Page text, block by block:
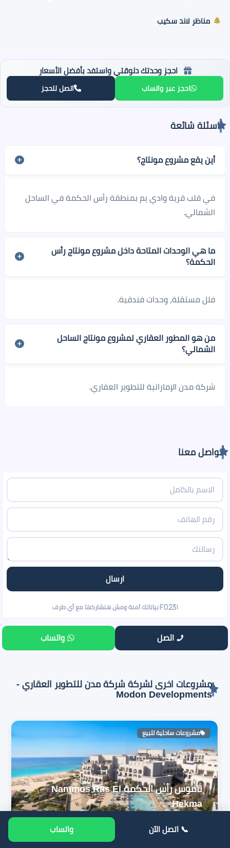
مناظر لاند سكيب
احجز وحدتك دلوقتي واستفد بأفضل الأسعار
احجز عبر واتساب اتصل للحجز
اسئلة شائعة
أين يقع مشروع مونتاج؟
في قلب قرية وادي يم بمنطقة رأس الحكمة في الساحل
الشمالي.
ما هي الوحدات المتاحة داخل مشروع مونتاج رأس
الحكمة؟
فلل مستقلة، وحدات فندقية.
من هو المطور العقاري لمشروع مونتاج الساحل
الشمالي؟
شركة مدن الإماراتية للتطوير العقاري.
تواصل معنا
اتصل واتساب
مشروعات اخرى لشركة شركة مدن للتطوير العقاري -
Modon Developments
مشروعات ساحلية للبيع
ناموس رأس الحكمة Nammos Ras El
Hekma
📞 اتصل الآن واتساب